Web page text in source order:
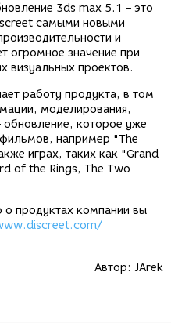
3ds max 5.1 – это
самыми новыми
и
огромное значение при
визуальных проектов.
работу продукта, в том
моделирования,
которое уже
например "The
играх, таких как "Grand
of the Rings, The Two
продуктах компании вы
Автор: JArek